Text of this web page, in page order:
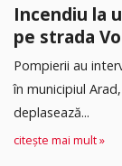
Incendiu la
pe strada
Pompierii au
în municipiul
deplasează...
citește mai mult »